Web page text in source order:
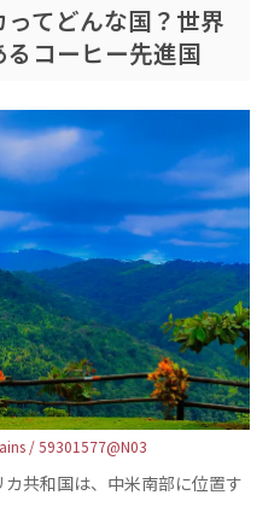
ってどんな国？世界
コーヒー先進国
/ 59301577@N03
共和国は、中米南部に位置す